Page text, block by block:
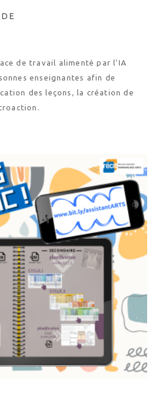
de travail alimenté par l’IA
enseignantes afin de
des leçons, la création de